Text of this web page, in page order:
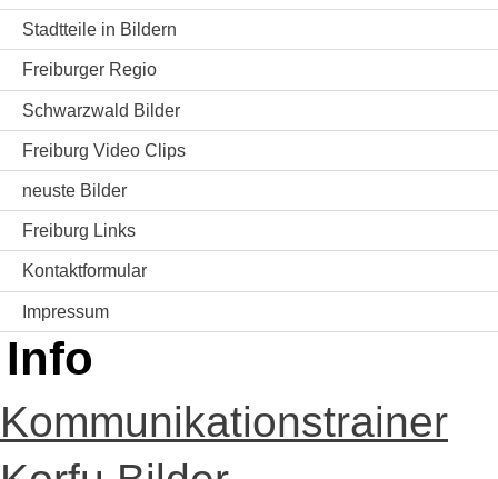
Stadtteile in Bildern
Freiburger Regio
Schwarzwald Bilder
Freiburg Video Clips
neuste Bilder
Freiburg Links
Kontaktformular
Impressum
Info
Kommunikationstrainer